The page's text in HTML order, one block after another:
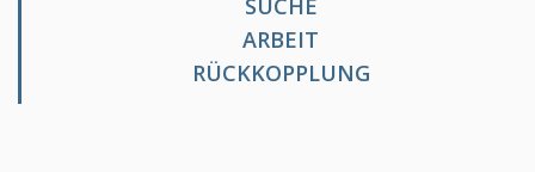
ARBEIT
RÜCKKOPPLUNG